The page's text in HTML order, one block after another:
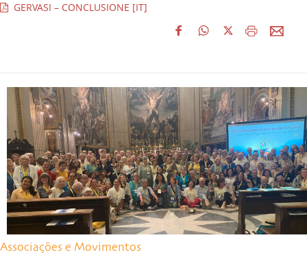
GERVASI – CONCLUSIONE [IT]
Associações e Movimentos